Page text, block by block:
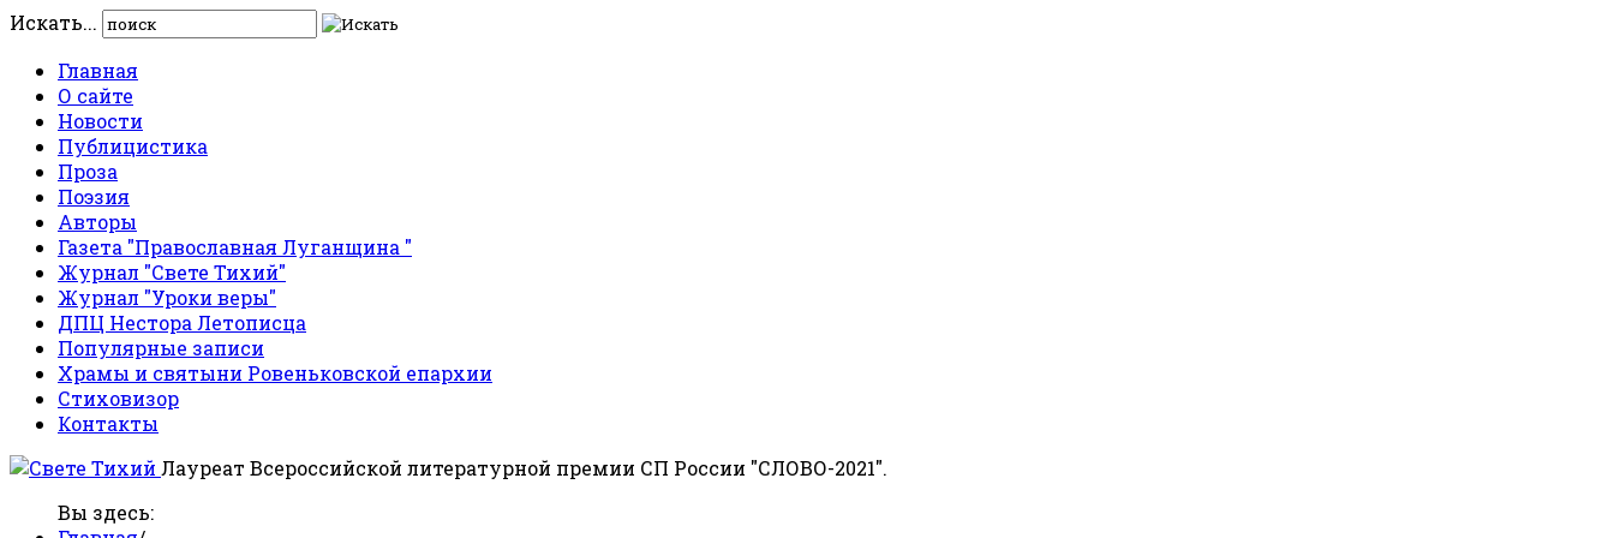
Искать...
Главная
О сайте
Новости
Публицистика
Проза
Поэзия
Авторы
Газета "Православная Луганщина "
Журнал "Свете Тихий"
Журнал "Уроки веры"
ДПЦ Нестора Летописца
Популярные записи
Храмы и святыни Ровеньковской епархии
Стиховизор
Контакты
Лауреат Всероссийской литературной премии СП России "СЛОВО-2021".
Вы здесь: